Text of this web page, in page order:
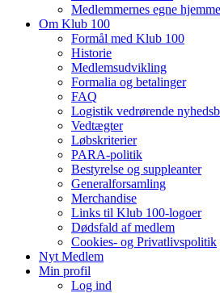
Medlemmernes egne
Om Klub 100
Formål med Klub 100
Historie
Medlemsudvikling
Formalia og betalinger
FAQ
Logistik vedrørende
Vedtægter
Løbskriterier
PARA-politik
Bestyrelse og suppleanter
Generalforsamling
Merchandise
Links til Klub 100-logoer
Dødsfald af medlem
Cookies- og Privatlivspolitik
Nyt Medlem
Min profil
Log ind